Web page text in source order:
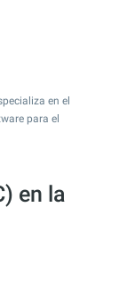
en el
para el
en la